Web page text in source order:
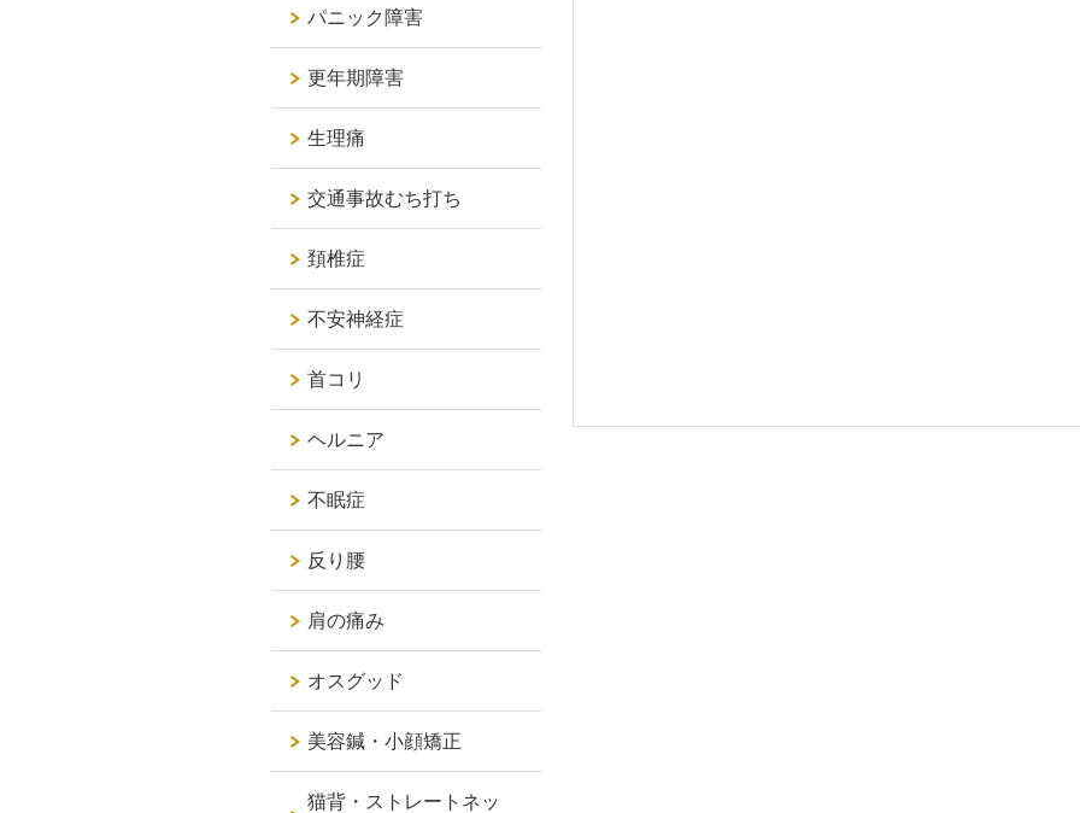
パニック障害
更年期障害
生理痛
交通事故むち打ち
頚椎症
不安神経症
首コリ
ヘルニア
不眠症
反り腰
肩の痛み
オスグッド
美容鍼・小顔矯正
猫背・ストレートネッ